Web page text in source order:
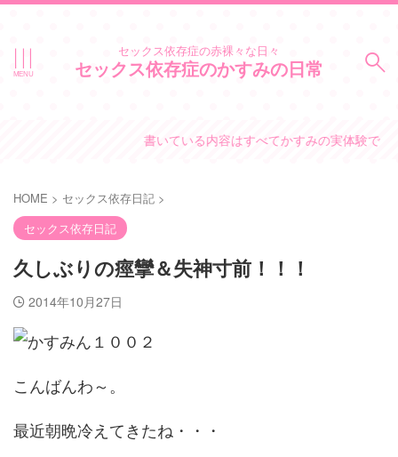
セックス依存症の赤裸々な日々
セックス依存症のかすみの日常
書いている内容はすべてかすみの実体験です。
HOME > セックス依存日記 >
セックス依存日記
久しぶりの痙攣＆失神寸前！！！
2014年10月27日
こんばんわ～。
最近朝晩冷えてきたね・・・